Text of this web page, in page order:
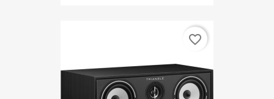
favorite_border